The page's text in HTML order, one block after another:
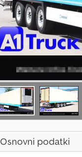
Osnovni podatki